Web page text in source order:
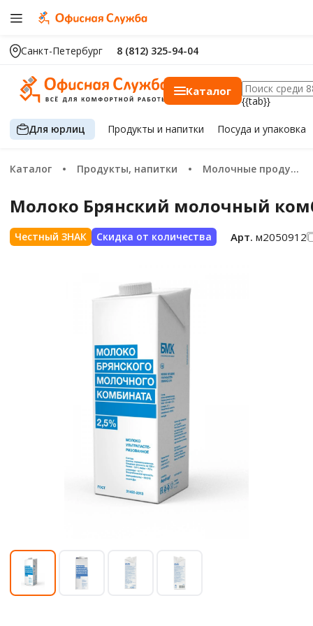
Санкт-Петербург 8 (812) 325-94-04
Каталог
{{tab}}
Для юрлиц Продуктыи напитки Посуда и упаковка
Каталог Продукты, напитки Молочные продукты, сыр, яйца
Молоко Брянский молочный
Честный ЗНАК Скидка от количества Арт. м2050912